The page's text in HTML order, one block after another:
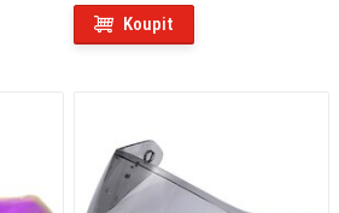
Koupit